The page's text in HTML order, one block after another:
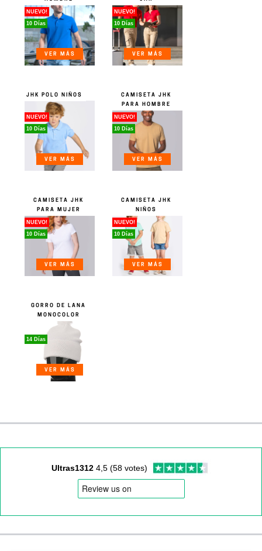
VER MÁS
NUEVO!
10 Días
VER MÁS
NUEVO!
10 Días
VER MÁS
NUEVO!
10 Días
JHK POLO NIÑOS
VER MÁS
NUEVO!
10 Días
CAMISETA JHK
PARA HOMBRE
VER MÁS
NUEVO!
10 Días
CAMISETA JHK
PARA MUJER
VER MÁS
NUEVO!
10 Días
CAMISETA JHK
NIÑOS
VER MÁS
14 Días
GORRO DE LANA
MONOCOLOR
Ultras13124,5 (58 votes)